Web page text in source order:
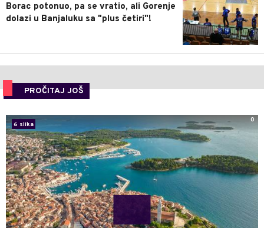
Borac potonuo, pa se vratio, ali Gorenje
dolazi u Banjaluku sa "plus četiri"!
PROČITAJ JOŠ
6 slika
0